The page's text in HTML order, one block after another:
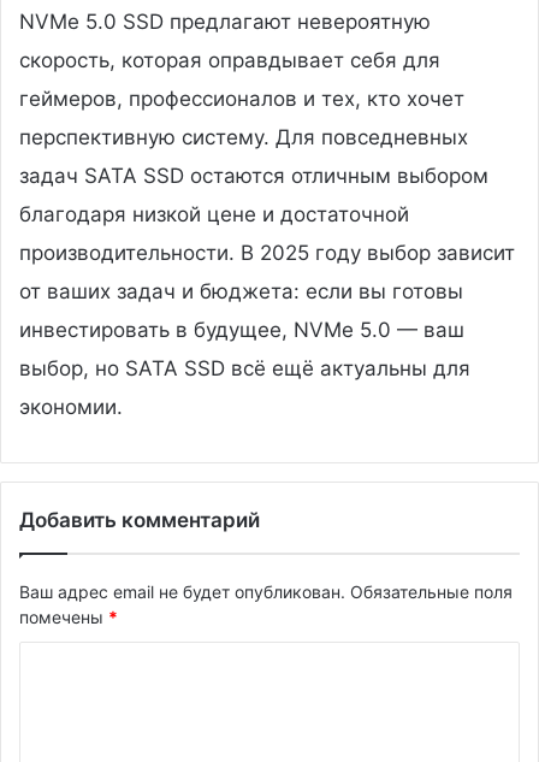
NVMe 5.0 SSD предлагают невероятную
скорость, которая оправдывает себя для
геймеров, профессионалов и тех, кто хочет
перспективную систему. Для повседневных
задач SATA SSD остаются отличным выбором
благодаря низкой цене и достаточной
производительности. В 2025 году выбор зависит
от ваших задач и бюджета: если вы готовы
инвестировать в будущее, NVMe 5.0 — ваш
выбор, но SATA SSD всё ещё актуальны для
экономии.
Добавить комментарий
Ваш адрес email не будет опубликован. Обязательные поля
помечены *